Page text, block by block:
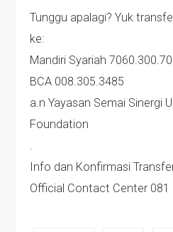
Tunggu apalagi? Yuk
ke:
Mandiri Syariah
BCA 008.305.3485
a.n Yayasan Semai Sinergi
Foundation
.
Info dan Konfirmasi
Official Contact Center 081